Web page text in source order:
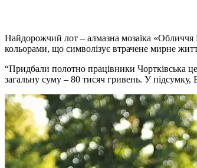
Найдорожчий лот – алмазна мозаїка «Обличчя
кольорами, що символізує втрачене мирне
“Придбали полотно працівники Чортківська
загальну суму – 80 тисяч гривень. У